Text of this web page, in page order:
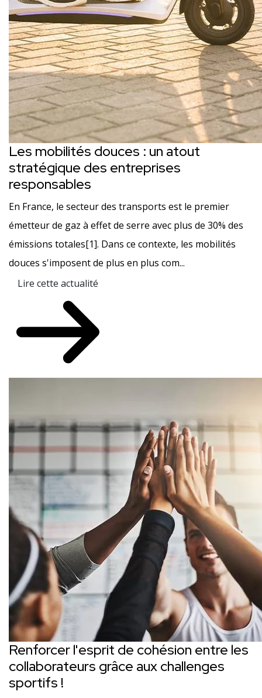
Les mobilités douces : un atout
stratégique des entreprises
responsables
En France, le secteur des transports est le premier
émetteur de gaz à effet de serre avec plus de 30% des
émissions totales[1]. Dans ce contexte, les mobilités
douces s'imposent de plus en plus com...
Lire cette actualité
Renforcer l'esprit de cohésion entre les
collaborateurs grâce aux challenges
sportifs !